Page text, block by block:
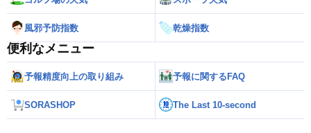
風邪予防指数 乾燥指数
便利なメニュー
予報精度向上の取り組み 予報に関するFAQ
SORASHOP The Last 10-second